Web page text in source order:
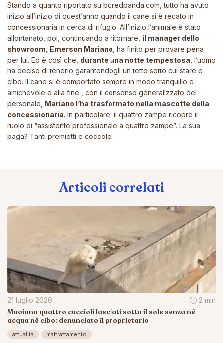
Stando a quanto riportato su boredpanda.com , tutto ha avuto
inizio all’inizio di quest’anno quando il cane si è recato in
concessionaria in cerca di rifugio. All’inizio l’animale è stato
allontanato, poi, continuando a ritornare, il manager dello
showroom, Emerson Mariano , ha finito per provare pena
per lui. Ed è così che, durante una notte tempestosa , l’uomo
ha deciso di tenerlo garantendogli un tetto sotto cui stare e
cibo. Il cane si è comportato sempre in modo tranquillo e
amichevole e alla fine , con il consenso generalizzato del
personale, Mariano l’ha trasformato nella mascotte della
concessionaria. In particolare, il quattro zampe ricopre il
ruolo di “assistente professionale a quattro zampe”. La sua
paga? Tanti premietti e coccole.
Articoli correlati
21 luglio 2026 2 min
Muoiono quattro cuccioli lasciati sotto il sole senza né
acqua né cibo: denunciato il proprietario
attualità maltrattamento